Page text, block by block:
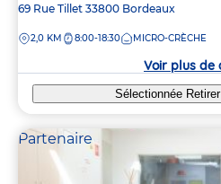
Adresse
la
69 Rue Tillet 33800 Bordeaux
DISTANCE
2,0 KM 8:00-18:30 MICRO-CRÈCHE
Voir plus de
Sélectionnée Retirer
Partenaire